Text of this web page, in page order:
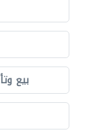
بيع